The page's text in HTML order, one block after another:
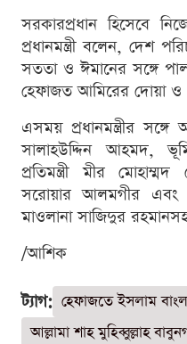
সরকারপ্রধান হিসেবে
প্রধানমন্ত্রী বলেন, দেশ
সততা ও ঈমানের সঙ্গে
হেফাজত আমিরের দোয়া ও
এসময় প্রধানমন্ত্রীর সঙ্গে
সালাহউদ্দিন আহমদ,
প্রতিমন্ত্রী মীর
সরোয়ার আলমগীর এবং
মাওলানা সাজিদুর
/আশিক
ট্যাগ: হেফাজতে ইসলাম
আল্লামা শাহ মুহিব্বুল্লাহ